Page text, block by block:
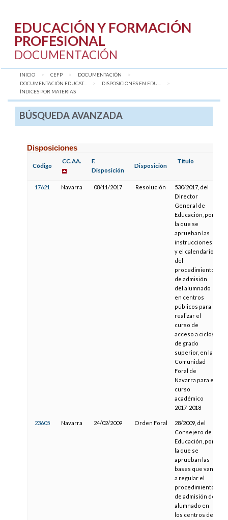
EDUCACIÓN Y FORMACIÓN
PROFESIONAL
DOCUMENTACIÓN
INICIO CEFP
DOCUMENTACIÓN
DOCUMENTACIÓN EDUCAT...
DISPOSICIONES EN EDU...
AQUÍ:
ÍNDICES POR MATERIAS
BÚSQUEDA AVANZADA
Disposiciones
Código
CC.AA.
F.
Disposición
Disposición
Título
17621 Navarra 08/11/2017 Resolución
530/2017, del
Director
General de
Educación, por
la que se
aprueban las
instrucciones
y el calendario
del
procedimiento
de admisión
del alumnado
en centros
públicos para
realizar el
curso de
acceso a ciclos
de grado
superior, en la
Comunidad
Foral de
Navarra para el
curso
académico
2017-2018
23605 Navarra 24/02/2009 Orden Foral
28/2009, del
Consejero de
Educación, por
la que se
aprueban las
bases que van
a regular el
procedimiento
de admisión de
alumnado en
los centros de